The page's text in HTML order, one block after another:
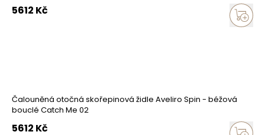
5612 Kč
Čalouněná otočná skořepinová židle Aveliro Spin - béžová
bouclé Catch Me 02
5612 Kč